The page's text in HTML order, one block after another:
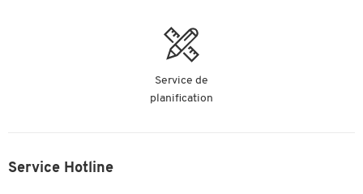
Service de
planification
Service Hotline